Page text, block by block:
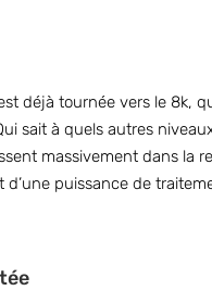
déjà tournée vers le 8k,
sait à quels autres
massivement dans la
puissance de